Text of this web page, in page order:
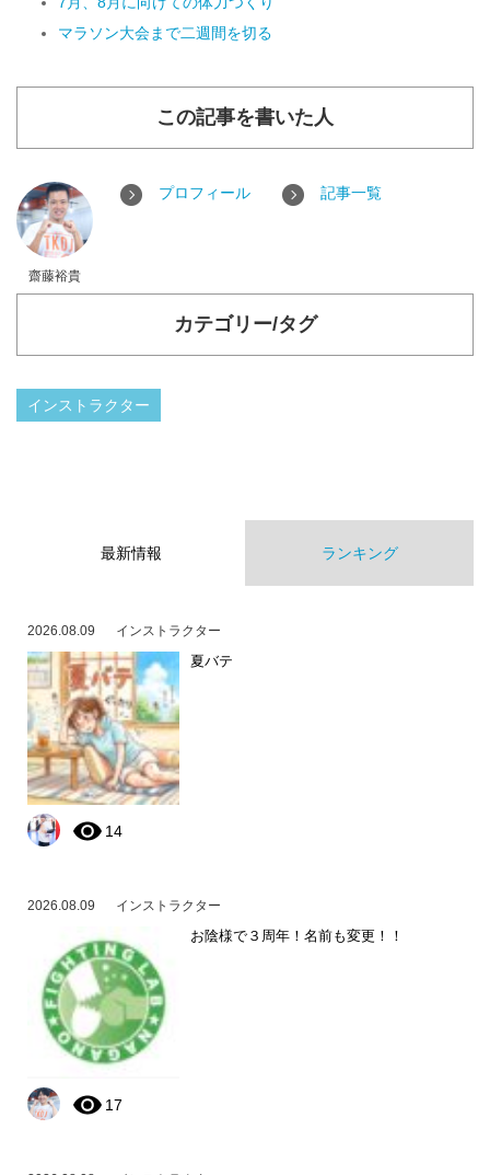
マラソン大会まで二週間を切る
この記事を書いた人
齋藤裕貴
プロフィール 記事一覧
カテゴリー/タグ
インストラクター
最新情報 ランキング
2026.08.09 インストラクター
夏バテ
14
2026.08.09 インストラクター
お陰様で３周年！名前も変更！！
17